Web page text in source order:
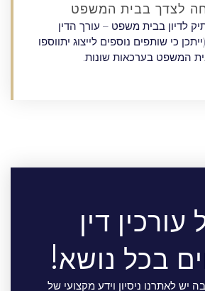
לצדך בבית המשפט
לדיון בבית משפט – עורך הדין
כי שותפים נוספים לייצוג יתווספו
המשפט בערכאות שונות.
עורכין דין
בכל נושא!
יש לאתרנו ניסיון וידע מקצועי של